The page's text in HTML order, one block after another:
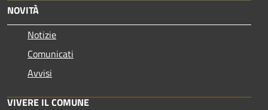
NOVITÀ
Notizie
Comunicati
Avvisi
VIVERE IL COMUNE